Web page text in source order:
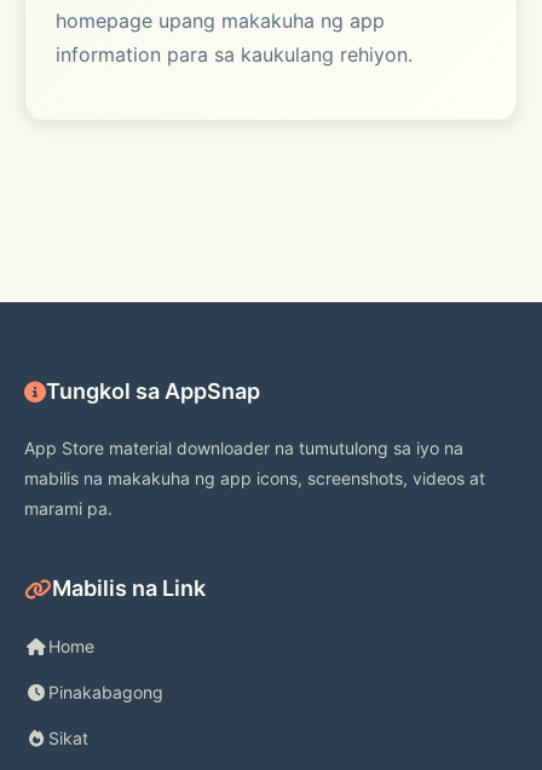
homepage upang makakuha ng app
information para sa kaukulang rehiyon.
Tungkol sa AppSnap
App Store material downloader na tumutulong sa iyo na
mabilis na makakuha ng app icons, screenshots, videos at
marami pa.
Mabilis na Link
Home
Pinakabagong
Sikat